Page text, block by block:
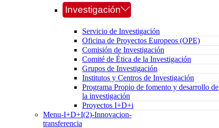
Investigación
Servicio de Investigación
Oficina de Proyectos Europeos (OPE)
Comisión de Investigación
Comité de Ética de la Investigación
Grupos de Investigación
Institutos y Centros de Investigación
Programa Propio de fomento y desarrollo de
la investigación
Proyectos I+D+i
Menu-I+D+I(2)-Innovacion-
transferencia